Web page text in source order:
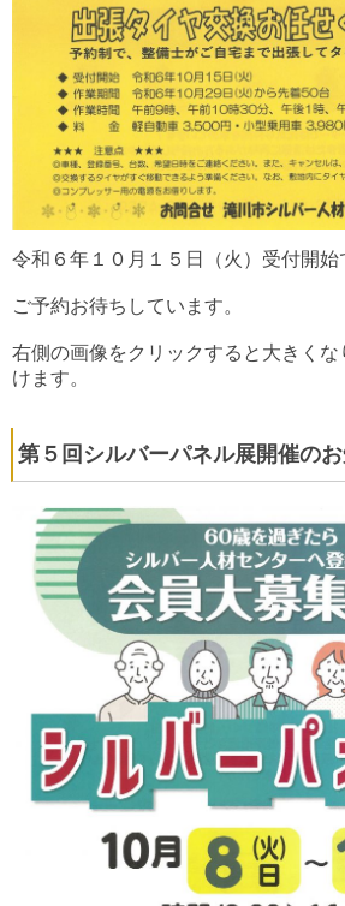
令和６年１０月１５日（火）受付開始
ご予約お待ちしています。
右側の画像をクリックすると大きく
けます。
第５回シルバーパネル展開催の